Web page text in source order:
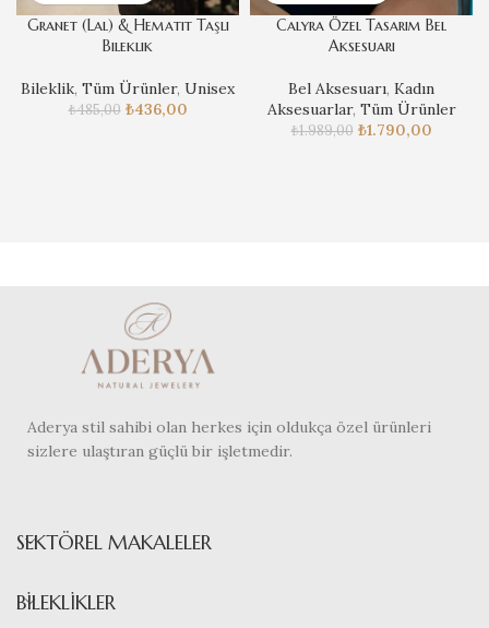
Granet (Lal) & Hematit Taşlı
Bileklik
Bileklik, Tüm Ürünler, Unisex
₺485,00 ₺436,00
Calyra Özel Tasarım Bel
Aksesuarı
Bel Aksesuarı, Kadın
Aksesuarlar, Tüm Ürünler
₺1.989,00 ₺1.790,00
Aderya stil sahibi olan herkes için oldukça özel ürünleri
sizlere ulaştıran güçlü bir işletmedir.
SEKTÖREL MAKALELER
BILEKLIKLER